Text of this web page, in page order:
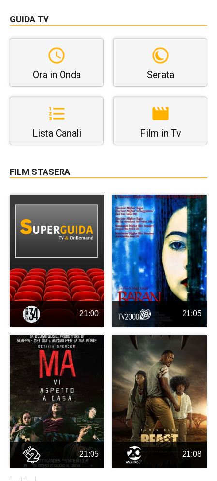
GUIDA TV
Ora in Onda Serata
Lista Canali Film in Tv
FILM STASERA
21:00 21:05
21:05 21:08